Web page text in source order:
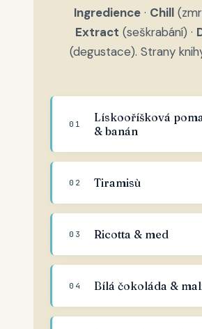
Ingredience· Chill
Extract (seškrabání) ·
(degustace). Strany
01
Lískooříšková
& banán
02 Tiramisù
03 Ricotta & med
04 Bílá čokoláda &